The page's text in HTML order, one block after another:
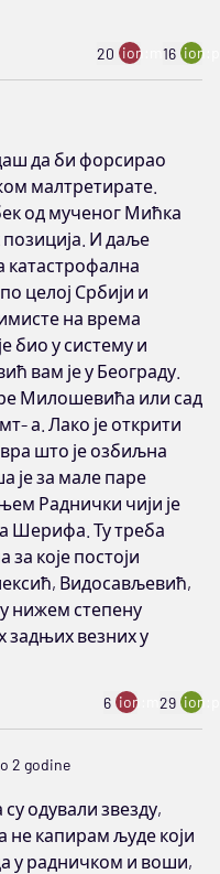
20 ion:minus
16
да би форсирао
малтретирате.
од мученог Мићка
позиција. И даље
катастрофална
целој Србији и
на врема
био у систему и
вам је у Београду.
Милошевића или сад
а. Лако је открити
што је озбиљна
је за мале паре
Раднички чији је
Шерифа. Ту треба
које постоји
Видосављевић,
нижем степену
задњих везних у
6 ion:minus
29
2 godine
одували звезду,
не капирам људе који
у радничком и воши,